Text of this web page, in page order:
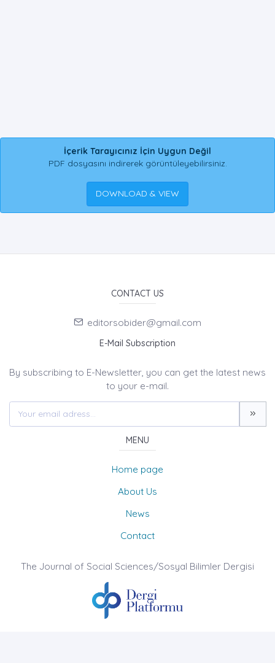
İçerik Tarayıcınız İçin Uygun Değil
PDF dosyasını indirerek görüntüleyebilirsiniz.
DOWNLOAD & VIEW
CONTACT US
editorsobider@gmail.com
E-Mail Subscription
By subscribing to E-Newsletter, you can get the latest news
to your e-mail.
MENU
Home page
About Us
News
Contact
The Journal of Social Sciences/Sosyal Bilimler Dergisi